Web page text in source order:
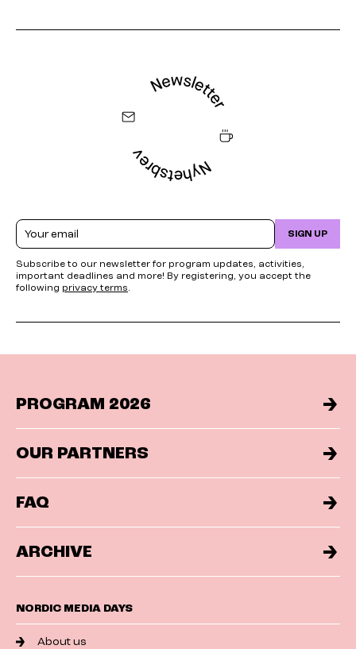
Email SIGN UP
Subscribe to our newsletter for program updates, activities,
important deadlines and more! By registering, you accept the
following privacy terms.
PROGRAM 2026
OUR PARTNERS
FAQ
ARCHIVE
NORDIC MEDIA DAYS
About us